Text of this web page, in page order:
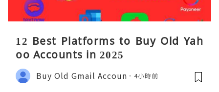
12 Best Platforms to Buy Old Yah
oo Accounts in 2025
Buy Old Gmail Accoun 4小時前